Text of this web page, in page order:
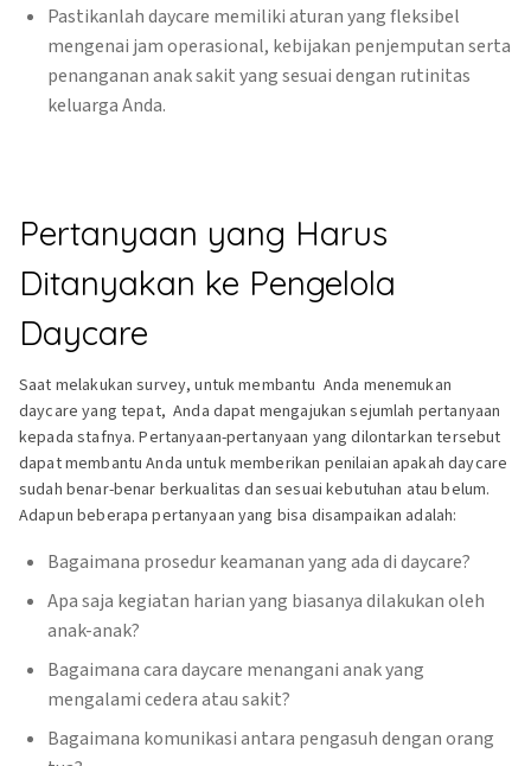
Pastikanlah daycare memiliki aturan yang fleksibel
mengenai jam operasional, kebijakan penjemputan serta
penanganan anak sakit yang sesuai dengan rutinitas
keluarga Anda.
Pertanyaan yang Harus
Ditanyakan ke Pengelola
Daycare
Saat melakukan survey, untuk membantu Anda menemukan
daycare yang tepat, Anda dapat mengajukan sejumlah pertanyaan
kepada stafnya. Pertanyaan-pertanyaan yang dilontarkan tersebut
dapat membantu Anda untuk memberikan penilaian apakah daycare
sudah benar-benar berkualitas dan sesuai kebutuhan atau belum.
Adapun beberapa pertanyaan yang bisa disampaikan adalah:
Bagaimana prosedur keamanan yang ada di daycare?
Apa saja kegiatan harian yang biasanya dilakukan oleh
anak-anak?
Bagaimana cara daycare menangani anak yang
mengalami cedera atau sakit?
Bagaimana komunikasi antara pengasuh dengan orang